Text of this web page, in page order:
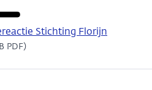
Stichting Florijn
PDF)